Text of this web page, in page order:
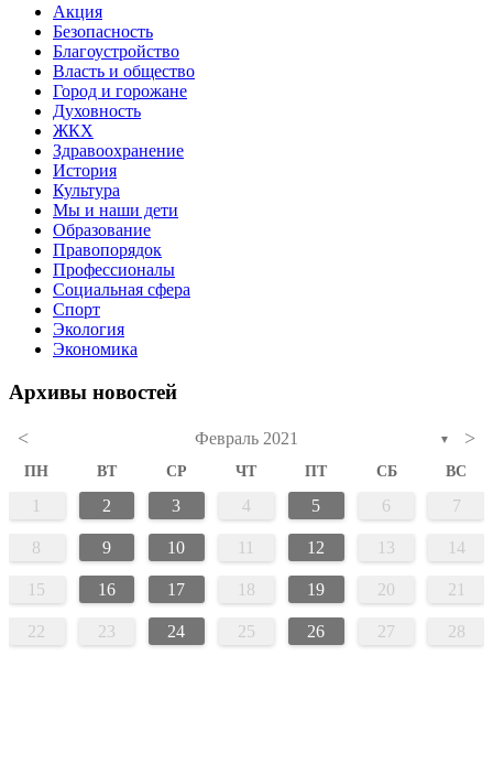
Акция
Безопасность
Благоустройство
Власть и общество
Город и горожане
Духовность
ЖКХ
Здравоохранение
История
Культура
Мы и наши дети
Образование
Правопорядок
Профессионалы
Социальная сфера
Спорт
Экология
Экономика
Архивы новостей
< Февраль 2021 ▼ >
ПН ВТ СР ЧТ ПТ СБ ВС
1 2 3 4 5 6 7
8 9 10 11 12 13 14
15 16 17 18 19 20 21
22 23 24 25 26 27 28